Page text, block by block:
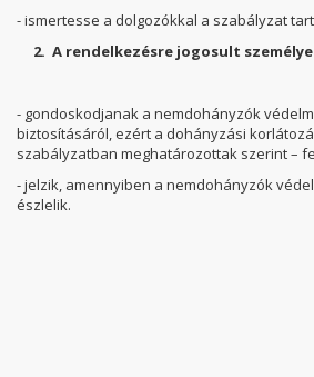
- ismertesse a dolgozókkal a szabályzat
2. A rendelkezésre jogosult
- gondoskodjanak a nemdohányzók
biztosításáról, ezért a dohányzási
szabályzatban meghatározottak szerint –
- jelzik, amennyiben a nemdohányzók
észlelik.